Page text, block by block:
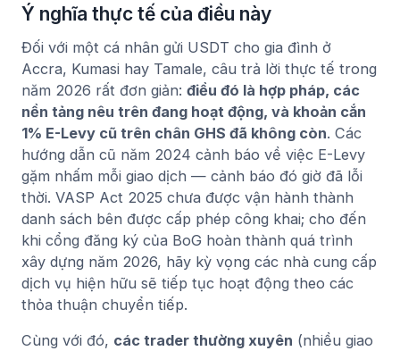
Ý nghĩa thực tế của điều này
Đối với một cá nhân gửi USDT cho gia đình ở
Accra, Kumasi hay Tamale, câu trả lời thực tế trong
năm 2026 rất đơn giản: điều đó là hợp pháp, các
nền tảng nêu trên đang hoạt động, và khoản cắn
1% E-Levy cũ trên chân GHS đã không còn. Các
hướng dẫn cũ năm 2024 cảnh báo về việc E-Levy
gặm nhấm mỗi giao dịch — cảnh báo đó giờ đã lỗi
thời. VASP Act 2025 chưa được vận hành thành
danh sách bên được cấp phép công khai; cho đến
khi cổng đăng ký của BoG hoàn thành quá trình
xây dựng năm 2026, hãy kỳ vọng các nhà cung cấp
dịch vụ hiện hữu sẽ tiếp tục hoạt động theo các
thỏa thuận chuyển tiếp.
Cùng với đó, các trader thường xuyên (nhiều giao